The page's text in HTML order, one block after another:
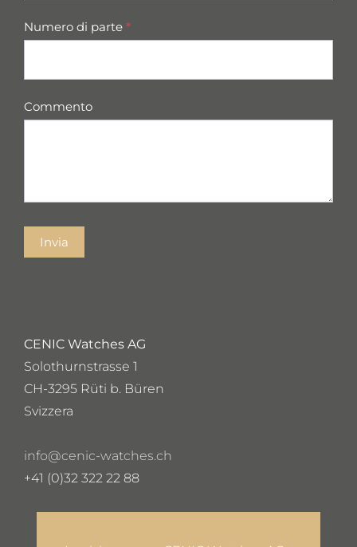
Numero di parte *
Commento
Invia
CENIC Watches AG
Solothurnstrasse 1
CH-3295 Rüti b. Büren
Svizzera
info@cenic-watches.ch
+41 (0)32 322 22 88